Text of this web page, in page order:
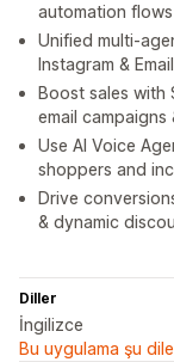
automation flows
Unified multi-
Instagram & Email
Boost sales with
email campaigns
Use AI Voice
shoppers and
Drive
& dynamic
Diller
İngilizce
Bu uygulama şu